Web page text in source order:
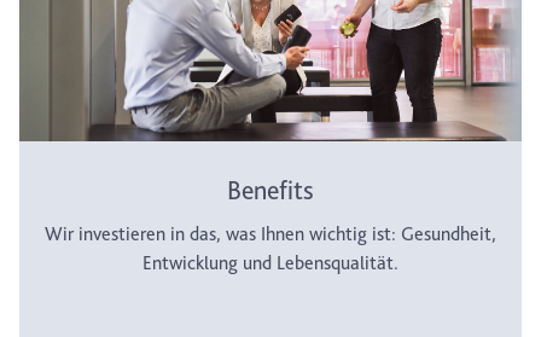
Benefits
Wir investieren in das, was Ihnen wichtig ist: Gesundheit,
Entwicklung und Lebensqualität.